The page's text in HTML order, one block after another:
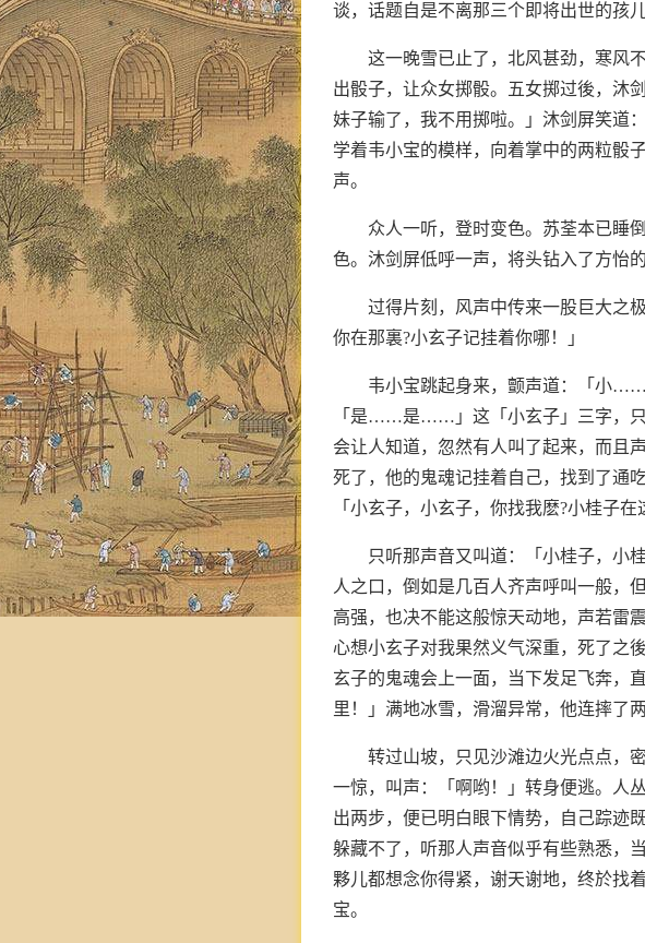
谈，话题自是不离那三个即将出世的孩儿
这一晚雪已止了，北风甚劲，寒风
出骰子，让众女掷骰。五女掷过後，沐
妹子输了，我不用掷啦。」沐剑屏笑道
学着韦小宝的模样，向着掌中的两粒骰
声。
众人一听，登时变色。苏荃本已睡
色。沐剑屏低呼一声，将头钻入了方怡的
过得片刻，风声中传来一股巨大之
你在那裏?小玄子记挂着你哪！」
韦小宝跳起身来，颤声道：「小……
「是……是……」这「小玄子」三字，只
会让人知道，忽然有人叫了起来，而且
死了，他的鬼魂记挂着自己，找到了通
「小玄子，小玄子，你找我麽?小桂子在
只听那声音又叫道：「小桂子，小
人之口，倒如是几百人齐声呼叫一般，
高强，也决不能这般惊天动地，声若雷
心想小玄子对我果然义气深重，死了之
玄子的鬼魂会上一面，当下发足飞奔，
里！」满地冰雪，滑溜异常，他连摔了
转过山坡，只见沙滩边火光点点，
一惊，叫声：「啊哟！」转身便逃。人
出两步，便已明白眼下情势，自己踪迹
躲藏不了，听那人声音似乎有些熟悉，
夥儿都想念你得紧，谢天谢地，终於找
宝。